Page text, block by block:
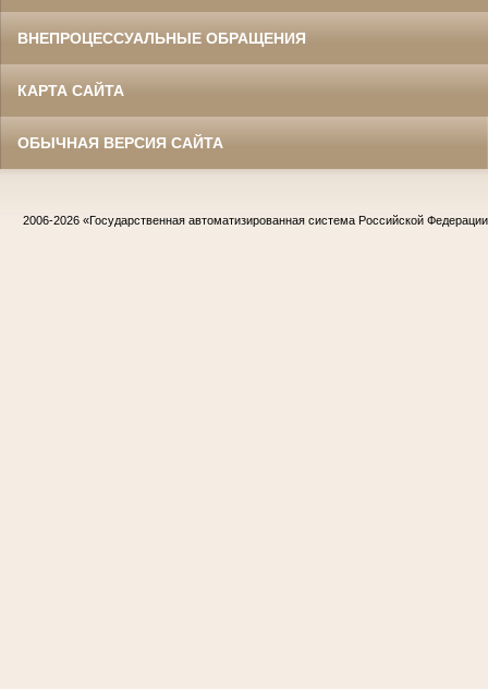
ВНЕПРОЦЕССУАЛЬНЫЕ ОБРАЩЕНИЯ
КАРТА САЙТА
ОБЫЧНАЯ ВЕРСИЯ САЙТА
2006-2026 «Государственная автоматизированная система Российской